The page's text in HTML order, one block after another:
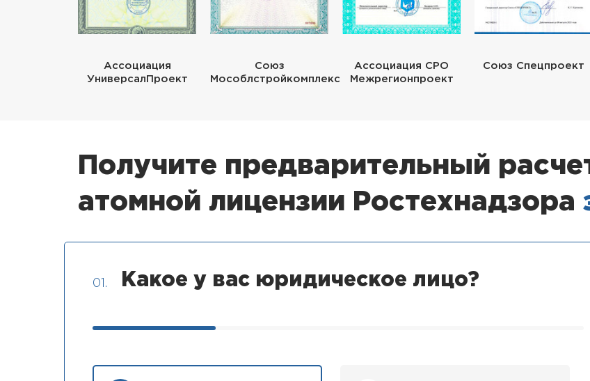
Ассоциация
УниверсалПроект
Союз
Мособлстройкомплекс
Ассоциация СРО
Межрегионпроект
Союз Спецпроект
Получите предварительный
атомной лицензии Ростехнадзора
01. Какое у вас юридическое лицо?